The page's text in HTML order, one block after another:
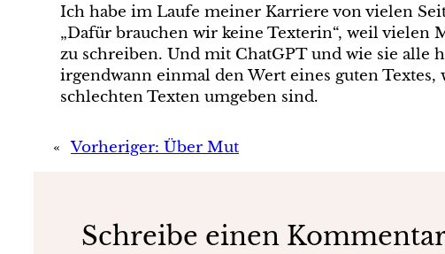
Ich habe im Laufe meiner Karriere von vielen
„Dafür brauchen wir keine Texterin“, weil vielen
zu schreiben. Und mit ChatGPT und wie sie
irgendwann einmal den Wert eines guten
schlechten Texten umgeben sind.
« Vorheriger: Über Mut
Schreibe einen